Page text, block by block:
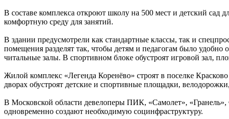
В составе комплекса откроют школу на 500 мест и детский
комфортную среду для занятий.
В здании предусмотрели как стандартные классы, так и
помещения разделят так, чтобы детям и педагогам было удобно
читальные залы. В спортивном блоке обустроят игровой зал,
Жилой комплекс «Легенда Коренёво» строят в поселке
дворах обустроят детские и спортивные площадки,
В Московской области девелоперы ПИК, «Самолет»,
одновременно создают необходимую социнфраструктуру.